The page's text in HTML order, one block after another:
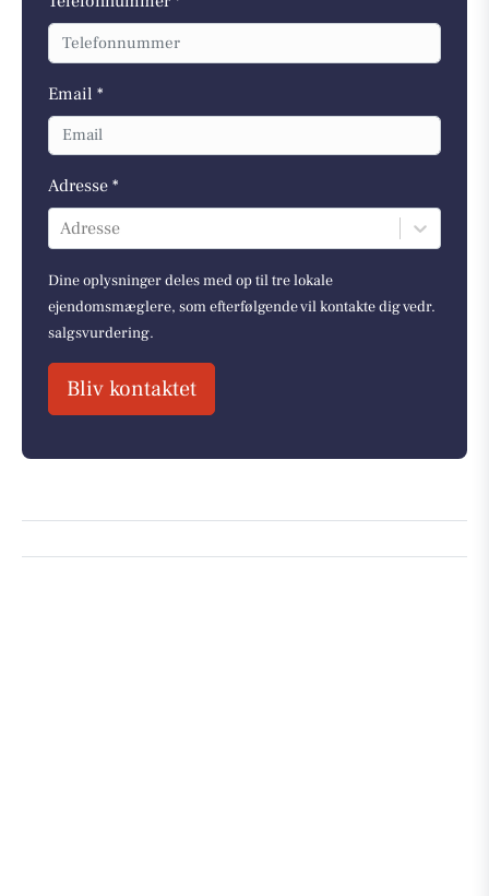
Email *
Adresse *
Adresse
Dine oplysninger deles med op til tre lokale
ejendomsmæglere, som efterfølgende vil kontakte dig vedr.
salgsvurdering.
Bliv kontaktet